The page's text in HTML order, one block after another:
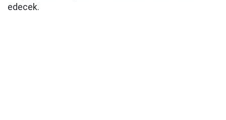
edecek.